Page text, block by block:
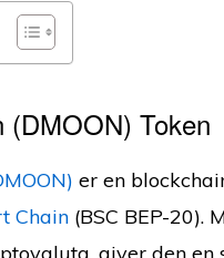
(DMOON) Token
er en
Chain (BSC BEP-20).